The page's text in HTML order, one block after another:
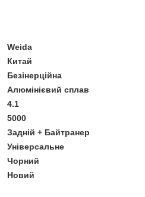
Weida
Китай
Безінерційна
Алюмінієвий сплав
4.1
5000
Задній + Байтранер
Універсальне
Чорний
Новий